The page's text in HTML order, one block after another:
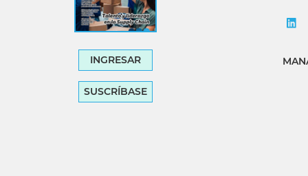
INGRESAR
SUSCRÍBASE